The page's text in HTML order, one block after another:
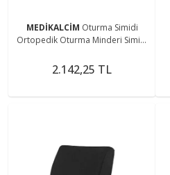
MEDİKALCİM Oturma Simidi
Ortopedik Oturma Minderi Simidi
2.142,25 TL